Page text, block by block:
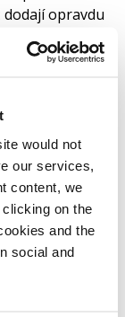
would not
our services,
content, we
on the
and the
social and
opravdu
a těším se
proizvoda